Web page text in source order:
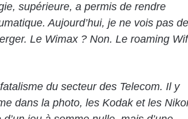
supérieure, a permis de rendre
Aujourd’hui, je ne vois pas de
Le Wimax ? Non. Le roaming
du secteur des Telecom. Il y
dans la photo, les Kodak et les